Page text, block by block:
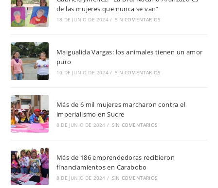
de las mujeres que nunca se van”
18 DE JUNIO DE 2024 / SIN COMENTARIOS
Maigualida Vargas: los animales tienen un amor
puro
10 DE JUNIO DE 2024 / SIN COMENTARIOS
Más de 6 mil mujeres marcharon contra el
imperialismo en Sucre
8 DE JUNIO DE 2024 / SIN COMENTARIOS
Más de 186 emprendedoras recibieron
financiamientos en Carabobo
8 DE JUNIO DE 2024 / SIN COMENTARIOS